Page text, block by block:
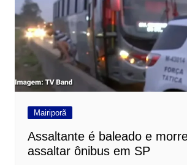
Mairiporã
Assaltante é baleado e
assaltar ônibus em SP